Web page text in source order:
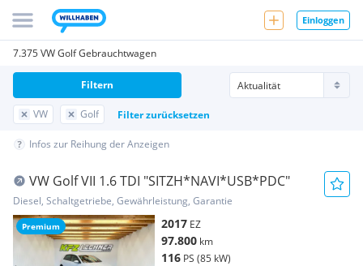
Einloggen
7.375 VW Golf Gebrauchtwagen
VW Golf Filter zurücksetzen
Filtern
Infos zur Reihung der Anzeigen
Premium
VW Golf VII 1.6 TDI "SITZH*NAVI*USB*PDC"
Diesel, Schaltgetriebe, Gewährleistung, Garantie
2017 EZ
97.800 km
116 PS (85 kW)